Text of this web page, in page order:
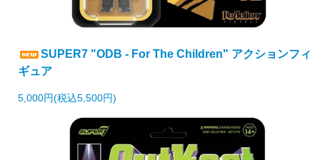
SUPER7 "ODB - For The Children" アクションフィ
ギュア
5,000円(税込5,500円)